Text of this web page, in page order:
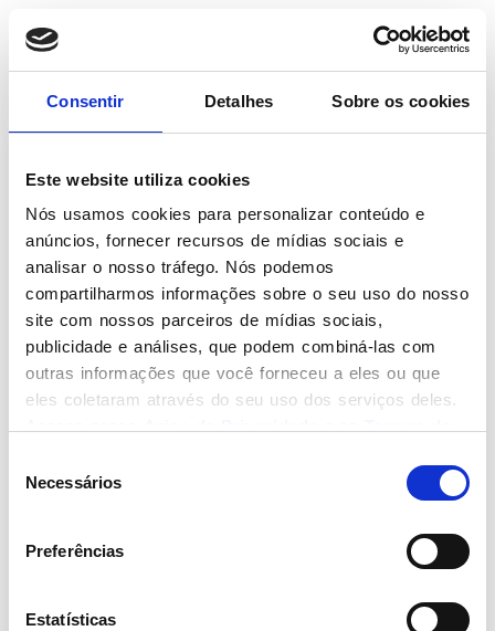
Consentir Detalhes Sobre os cookies
Este website utiliza cookies
Nós usamos cookies para personalizar conteúdo e
anúncios, fornecer recursos de mídias sociais e
analisar o nosso tráfego. Nós podemos
compartilharmos informações sobre o seu uso do nosso
site com nossos parceiros de mídias sociais,
publicidade e análises, que podem combiná-las com
outras informações que você forneceu a eles ou que
eles coletaram através do seu uso dos serviços deles.
clique em negar!
Necessários
Preferências
Estatísticas
SEGURANÇA DA INFORMAÇÃO
Segurança no uso de
smartphones no ambiente
corporativo
O site Security Report[1], apresenta
relevante artigo, sob o título “A importância
da política de segurança mobile”, donde
aborta a importância e os cuidados com o
na atualidade, os gadgets móveis tem
em um novo ambiente social, o virtual, e, o